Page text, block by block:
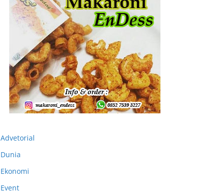
Advetorial
Dunia
Ekonomi
Event